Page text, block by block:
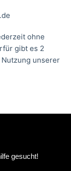
ohne
gibt es 2
unserer
gesucht!